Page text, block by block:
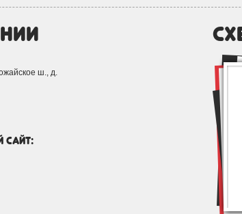
ш., д.
сайт: